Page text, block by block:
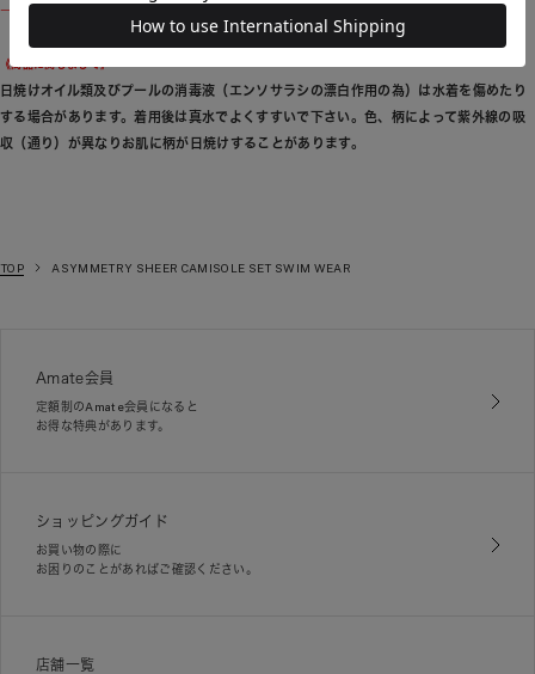
ートフォン等の設定により、現物と画像の色味が若干異なる場合もございます。予めご了承ください。
《商品に関しまして》
日焼けオイル類及びプールの消毒液（エンソサラシの漂白作用の為）は水着を傷めたり
する場合があります。着用後は真水でよくすすいで下さい。色、柄によって紫外線の吸
収（通り）が異なりお肌に柄が日焼けすることがあります。
TOP ASYMMETRY SHEER CAMISOLE SET SWIM WEAR
Amate会員
定額制のAmate会員になると
お得な特典があります。
ショッピングガイド
お買い物の際に
お困りのことがあればご確認ください。
店舗一覧